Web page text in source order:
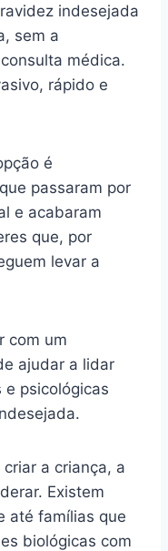
indesejada
sem a
médica.
rápido e
é
passaram por
e acabaram
que, por
levar a
com um
ajudar a lidar
e psicológicas
a criança, a
Existem
até famílias que
biológicas com